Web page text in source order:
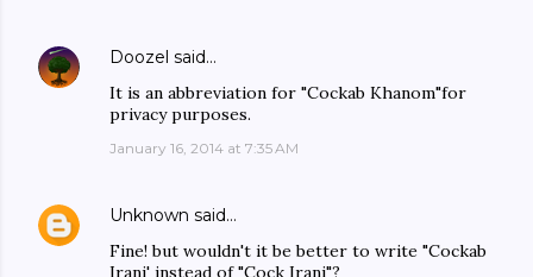
Doozel said…
It is an abbreviation for "Cockab Khanom"for
privacy purposes.
January 16, 2014 at 7:35 AM
Unknown said…
Fine! but wouldn't it be better to write "Cockab
Irani' instead of "Cock Irani"?